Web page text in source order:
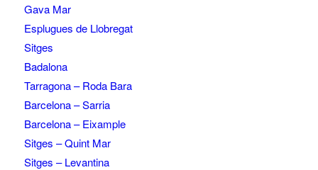
Gava Mar
Esplugues de Llobregat
Sitges
Badalona
Tarragona – Roda Bara
Barcelona – Sarria
Barcelona – Eixample
Sitges – Quint Mar
Sitges – Levantina